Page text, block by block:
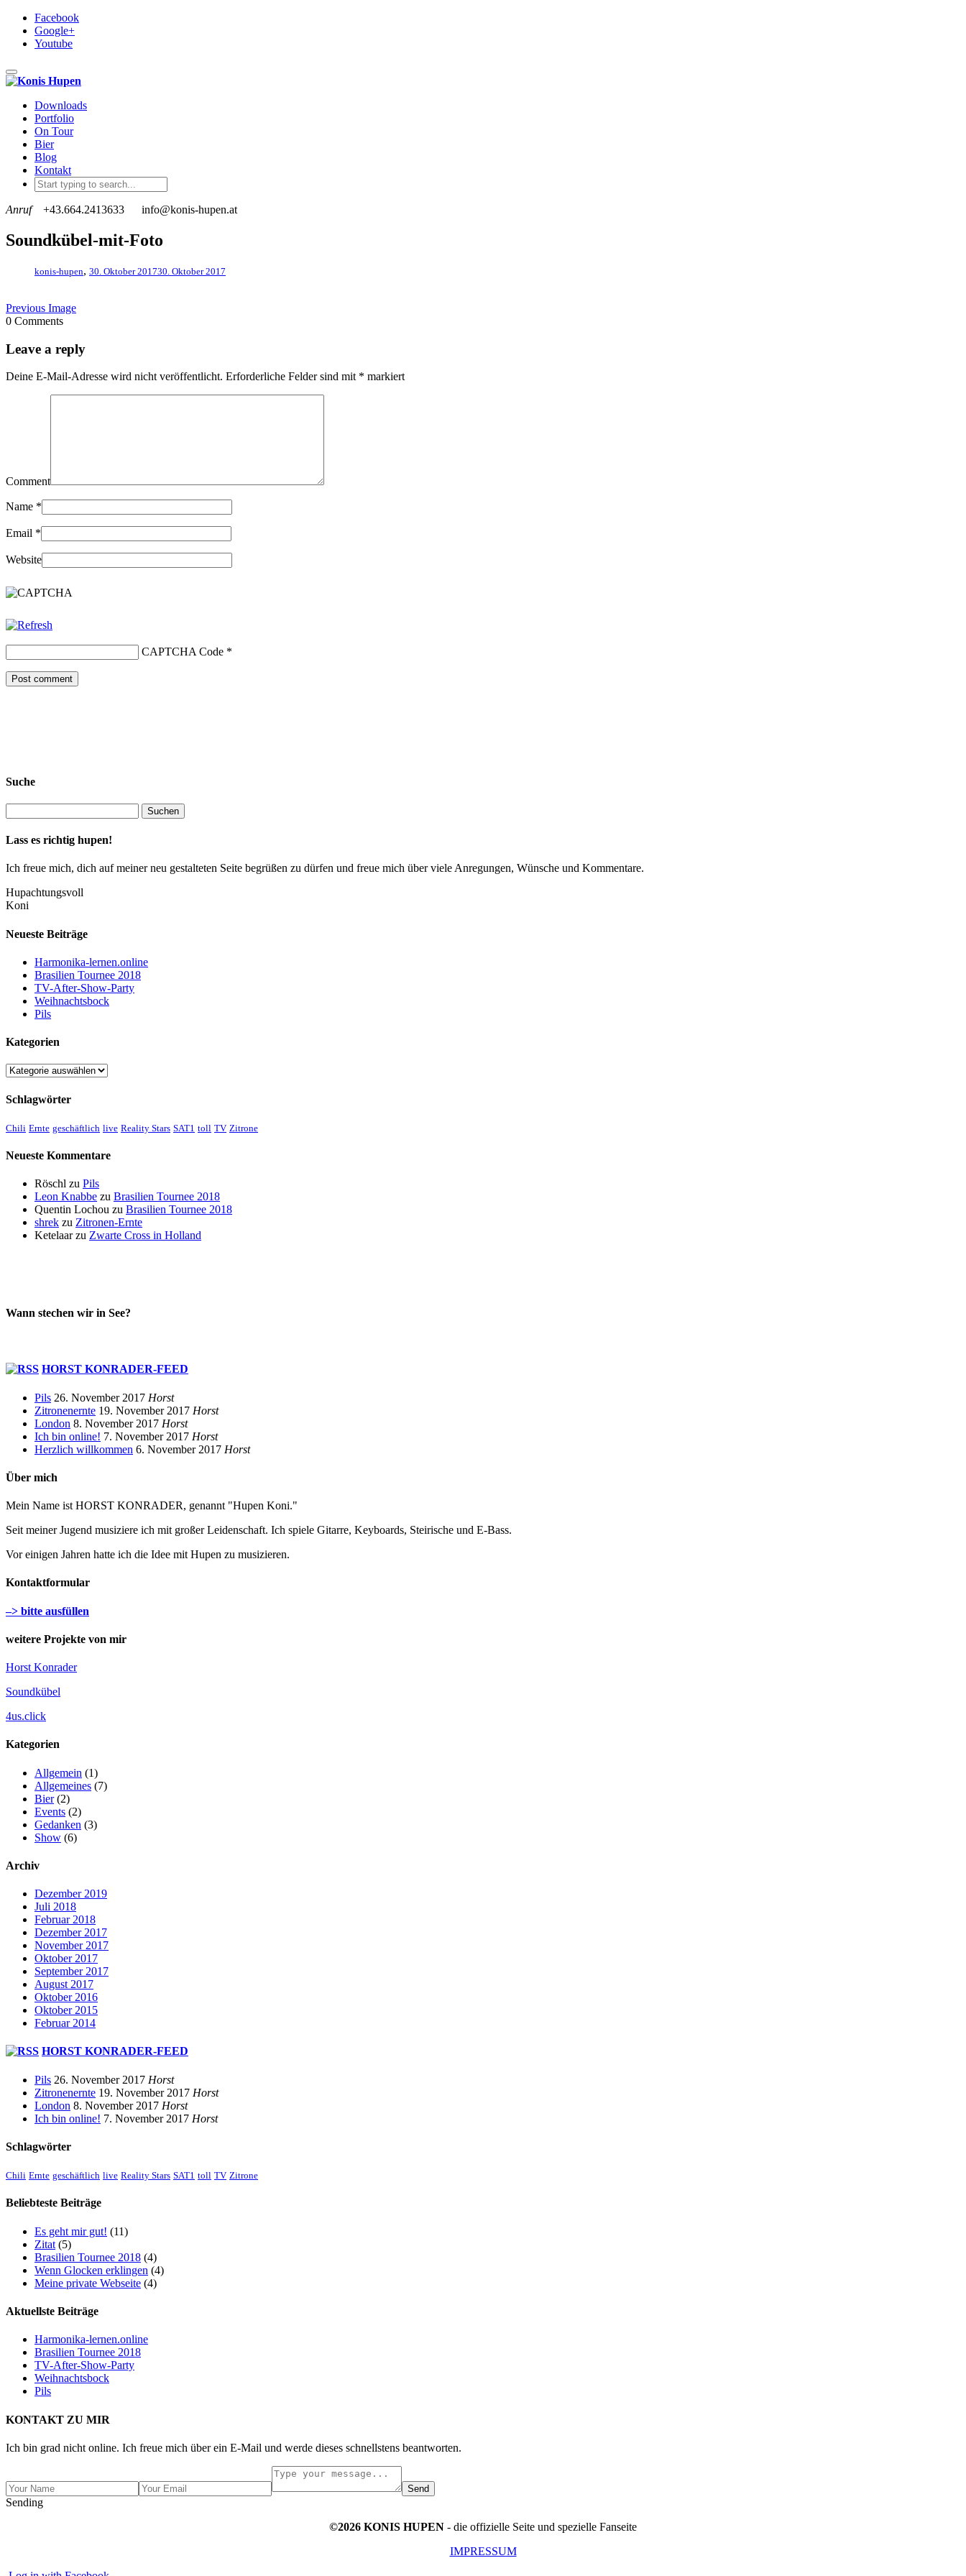
Facebook
Google+
Youtube
Toggle navigation
Downloads
Portfolio
On Tour
Bier
Blog
Kontakt
Anruf +43.664.2413633 info@konis-hupen.at
Soundkübel-mit-Foto
konis-hupen, 30. Oktober 201730. Oktober 2017
Previous Image
0 Comments
Leave a reply
Deine E-Mail-Adresse wird nicht veröffentlicht. Erforderliche Felder sind mit * markiert
Comment
Name *
Email *
Website
CAPTCHA Code *
Suche
Lass es richtig hupen!
Ich freue mich, dich auf meiner neu gestalteten Seite begrüßen zu dürfen und freue mich über viele Anregungen, Wünsche und Kommentare.
Hupachtungsvoll
Koni
Neueste Beiträge
Harmonika-lernen.online
Brasilien Tournee 2018
TV-After-Show-Party
Weihnachtsbock
Pils
Kategorien
Kategorien
Schlagwörter
Chili Ernte geschäftlich live Reality Stars SAT1 toll TV Zitrone
Neueste Kommentare
Röschl zu Pils
Leon Knabbe zu Brasilien Tournee 2018
Quentin Lochou zu Brasilien Tournee 2018
shrek zu Zitronen-Ernte
Ketelaarzu Zwarte Cross in Holland
Wann stechen wir in See?
HORST KONRADER-FEED
Pils 26. November 2017 Horst
Zitronenernte 19. November 2017 Horst
London 8. November 2017 Horst
Ich bin online! 7. November 2017 Horst
Herzlich willkommen 6. November 2017 Horst
Über mich
Mein Name ist HORST KONRADER, genannt "Hupen Koni."
Seit meiner Jugend musiziere ich mit großer Leidenschaft. Ich spiele Gitarre, Keyboards, Steirische und E-Bass.
Vor einigen Jahren hatte ich die Idee mit Hupen zu musizieren.
Kontaktformular
–> bitte ausfüllen
weitere Projekte von mir
Horst Konrader
Soundkübel
4us.click
Kategorien
Allgemein (1)
Allgemeines (7)
Bier(2)
Events (2)
Gedanken (3)
Show (6)
Archiv
Dezember 2019
Juli 2018
Februar 2018
Dezember 2017
November 2017
Oktober 2017
September 2017
August 2017
Oktober 2016
Oktober 2015
Februar 2014
HORST KONRADER-FEED
Pils 26. November 2017 Horst
Zitronenernte 19. November 2017 Horst
London 8. November 2017 Horst
Ich bin online! 7. November 2017 Horst
Schlagwörter
Chili Ernte geschäftlich live Reality Stars SAT1 toll TV Zitrone
Beliebteste Beiträge
Es geht mir gut! (11)
Zitat (5)
Brasilien Tournee 2018 (4)
Wenn Glocken erklingen (4)
Meine private Webseite (4)
Aktuellste Beiträge
Harmonika-lernen.online
Brasilien Tournee 2018
TV-After-Show-Party
Weihnachtsbock
Pils
KONTAKT ZU MIR
Ich bin grad nicht online. Ich freue mich über ein E-Mail und werde dieses schnellstens beantworten.
Send
Sending
©2026 KONIS HUPEN - die offizielle Seite und spezielle Fanseite
IMPRESSUM